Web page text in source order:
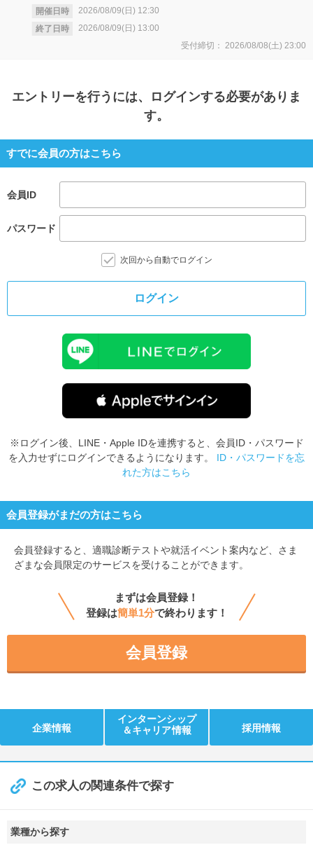
開催日時 2026/08/09(日) 12:30
終了日時
2026/08/09(日) 13:00
受付締切： 2026/08/08(土) 23:00
エントリーを行うには、ログインする必要がありま
す。
すでに会員の方はこちら
会員ID
パスワード
次回から自動でログイン
ログイン
※ログイン後、LINE・Apple IDを連携すると、会員ID・パスワード
を入力せずにログインできるようになります。 ID・パスワードを忘
れた方はこちら
会員登録がまだの方はこちら
会員登録すると、 適職診断テストや就活イベント案内など、さま
ざまな会員限定のサービスを受けることができます。
まずは会員登録！
登録は簡単1分で終わります！
会員登録
企業情報
インターンシップ
＆キャリア情報
採用情報
この求人の関連条件で探す
業種から探す